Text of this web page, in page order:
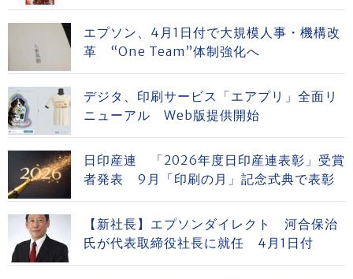
エプソン、4月1日付で大規模人事・機構改
革 “One Team”体制強化へ
デジタ、印刷サービス「エアプリ」全面リ
ニューアル Web版提供開始
日印産連 「2026年度日印産連表彰」受賞
者発表 9月「印刷の月」記念式典で表彰
【新社長】エプソンダイレクト 河合保治
氏が代表取締役社長に就任 4月1日付